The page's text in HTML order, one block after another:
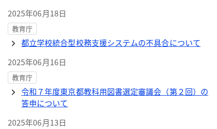
2025年06月18日
教育庁
都立学校統合型校務支援システムの不具合について
2025年06月16日
教育庁
令和７年度東京都教科用図書選定審議会（第２回）の
答申について
2025年06月13日